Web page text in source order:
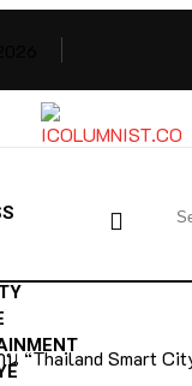
น “Thailand Smart